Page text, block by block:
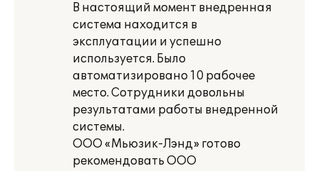
В настоящий момент внедренная
система находится в
эксплуатации и успешно
используется. Было
автоматизировано 10 рабочее
место. Сотрудники довольны
результатами работы внедренной
системы.
ООО «Мьюзик-Лэнд» готово
рекомендовать ООО